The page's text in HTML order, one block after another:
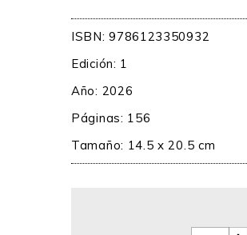
ISBN: 9786123350932
Edición: 1
Año: 2026
Páginas: 156
Tamaño: 14.5 x 20.5 cm